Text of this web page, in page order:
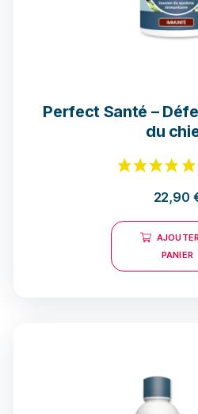
Perfect Santé –
du
22,90
PANIER